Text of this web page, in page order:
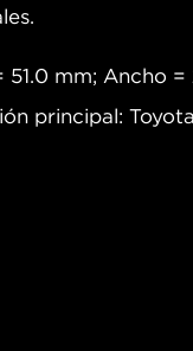
51.0 mm; Ancho
principal: